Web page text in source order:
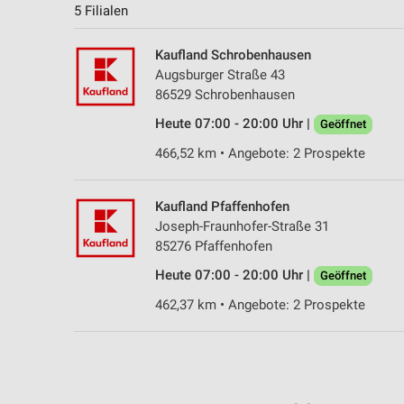
5 Filialen
Kaufland Schrobenhausen
Augsburger Straße 43
86529 Schrobenhausen
Heute 07:00 - 20:00 Uhr |
Geöffnet
466,52 km • Angebote: 2 Prospekte
Kaufland Pfaffenhofen
Joseph-Fraunhofer-Straße 31
85276 Pfaffenhofen
Heute 07:00 - 20:00 Uhr |
Geöffnet
462,37 km • Angebote: 2 Prospekte